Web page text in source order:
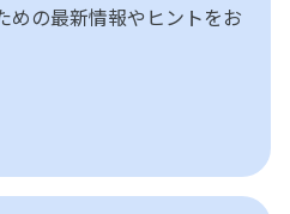
めの最新情報やヒントをお